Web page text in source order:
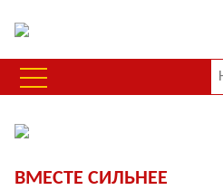
ВМЕСТЕ СИЛЬНЕЕ